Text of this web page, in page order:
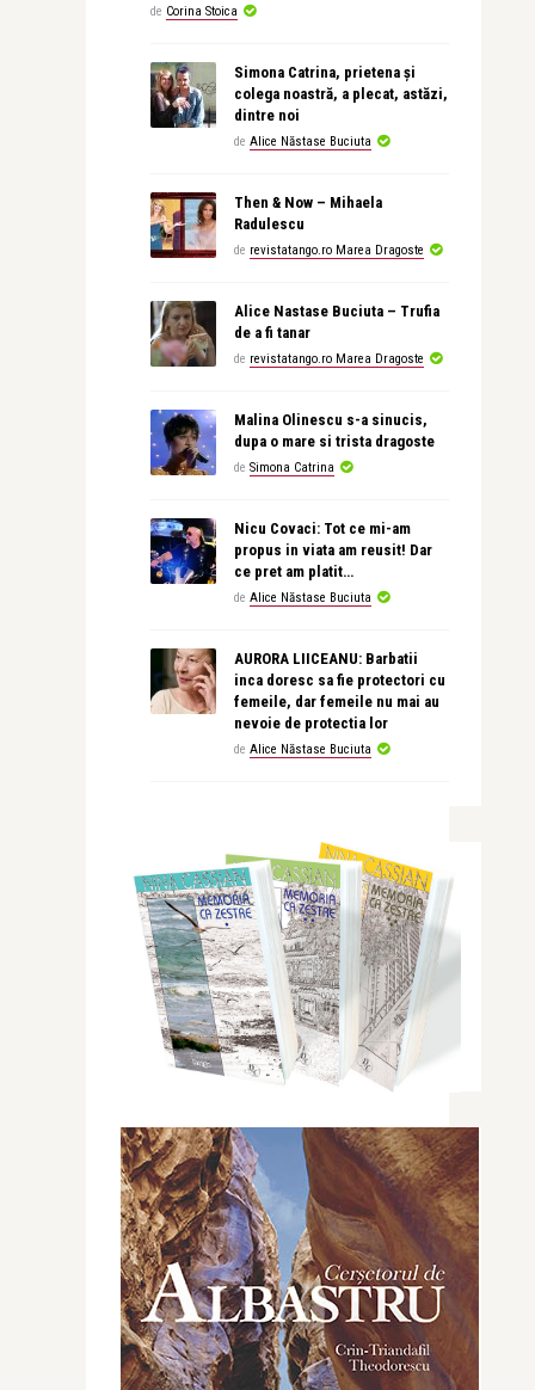
de Corina Stoica
Simona Catrina, prietena și
colega noastră, a plecat, astăzi,
dintre noi
de Alice Năstase Buciuta
Then & Now – Mihaela
Radulescu
de revistatango.ro Marea Dragoste
Alice Nastase Buciuta – Trufia
de a fi tanar
de revistatango.ro Marea Dragoste
Malina Olinescu s-a sinucis,
dupa o mare si trista dragoste
de Simona Catrina
Nicu Covaci: Tot ce mi-am
propus in viata am reusit! Dar
ce pret am platit…
de Alice Năstase Buciuta
AURORA LIICEANU: Barbatii
inca doresc sa fie protectori cu
femeile, dar femeile nu mai au
nevoie de protectia lor
de Alice Năstase Buciuta